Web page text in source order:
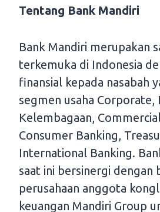
Tentang Bank Mandiri
Bank Mandiri merupakan
terkemuka di Indonesia
finansial kepada nasabah
segmen usaha Corporate,
Kelembagaan,
Consumer Banking,
International Banking.
saat ini bersinergi dengan
perusahaan anggota
keuangan Mandiri Group